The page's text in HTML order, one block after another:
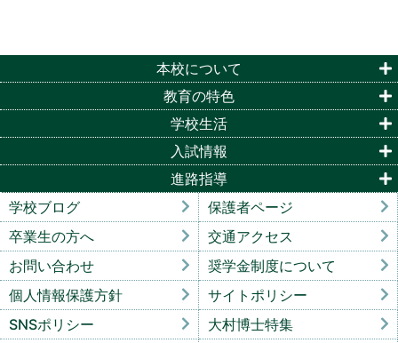
本校について
教育の特色
学校生活
入試情報
進路指導
学校ブログ
保護者ページ
卒業生の方へ
交通アクセス
お問い合わせ
奨学金制度について
個人情報保護方針
サイトポリシー
SNSポリシー
大村博士特集